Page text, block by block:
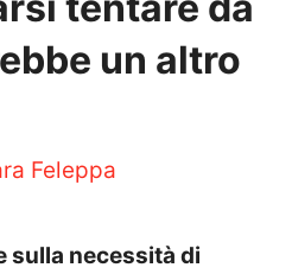
un altro
Feleppa
sulla necessità di